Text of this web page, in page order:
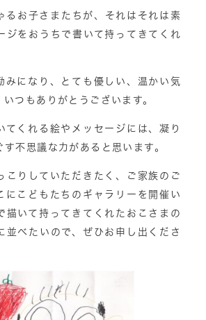
るお子さまたちが、それはそれは素
ジをおうちで書いて持ってきてくれ
みになり、とても優しい、温かい気
つもありがとうございます。
てくれる絵やメッセージには、凝り
す不思議な力があると思います。
こりしていただきたく、ご家族のご
にこどもたちのギャラリーを開催い
描いて持ってきてくれたおこさまの
並べたいので、ぜひお申し出くださ